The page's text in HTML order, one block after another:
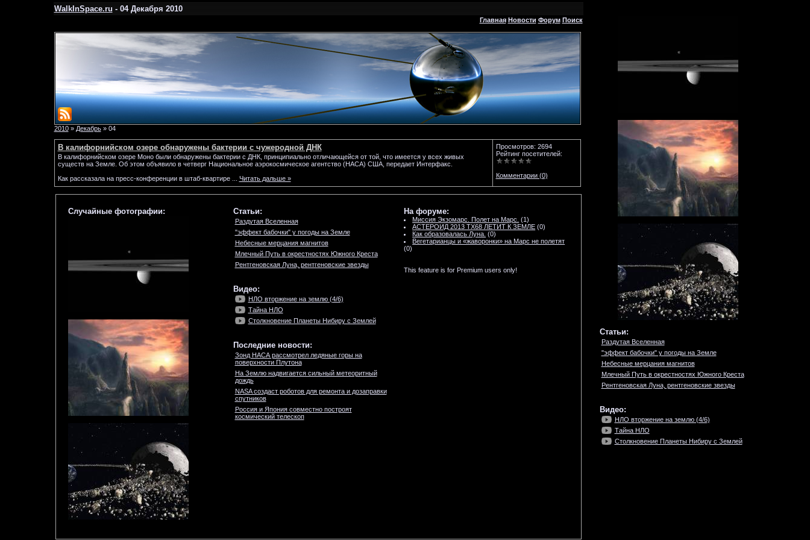
WalkInSpace.ru- 04 Декабря 2010
Главная Новости Форум Поиск
Статьи:
Раздутая Вселенная
"эффект бабочки" у погоды на Земле
Небесные мерцания магнитов
Млечный Путь в окрестностях Южного Креста
Рентгеновская Луна, рентгеновские звезды
Видео:
НЛО вторжение на землю (4/6)
Тайна НЛО
Столкновение Планеты Нибиру с Землей
2010 » Декабрь » 04
В калифорнийском озере обнаружены бактерии с чужеродной ДНК
В калифорнийском озере Моно были обнаружены бактерии с ДНК, принципиально отличающейся от той, что имеется у всех живых
существ на Земле. Об этом объявило в четверг Национальное аэрокосмическое агентство (НАСА) США, передает Интерфакс.
Как рассказала на пресс-конференции в штаб-квартире
Читать дальше »
Просмотров: 2694
Рейтинг посетителей:
Комментарии (0)
Случайные фотографии: Статьи:
Раздутая Вселенная
"эффект бабочки" у погоды на Земле
Небесные мерцания магнитов
Млечный Путь в окрестностях Южного Креста
Рентгеновская Луна, рентгеновские звезды
Видео:
НЛО вторжение на землю (4/6)
Тайна НЛО
Столкновение Планеты Нибиру с Землей
Последние новости:
Зонд НАСА рассмотрел ледяные горы на
поверхности Плутона
На Землю надвигается сильный метеоритный
дождь
NASA создаст роботов для ремонта и дозаправки
спутников
Россия и Япония совместно построят
космический телескоп
На форуме:
Миссия Экзомарс. Полет на Марс. (1)
АСТЕРОИД 2013 TX68 ЛЕТИТ К ЗЕМЛЕ (0)
Как образовалась Луна. (0)
Вегетарианцы и «жаворонки» на Марс не полетят
(0)
This feature is for Premium users only!